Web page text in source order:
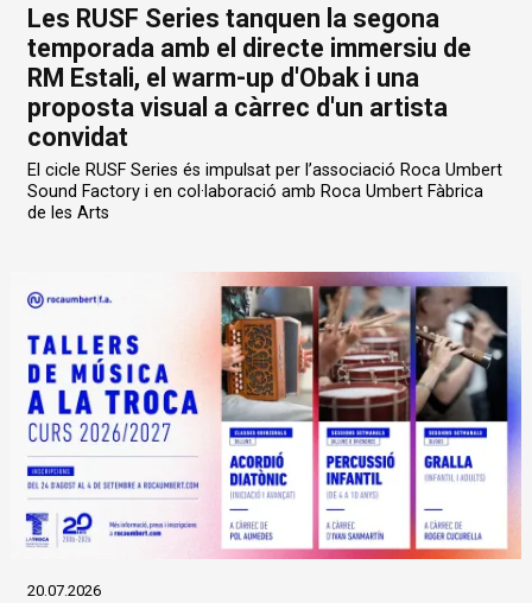
Les RUSF Series tanquen la segona
temporada amb el directe immersiu de
RM Estali, el warm-up d'Obak i una
proposta visual a càrrec d'un artista
convidat
El cicle RUSF Series és impulsat per l’associació Roca Umbert
Sound Factory i en col·laboració amb Roca Umbert Fàbrica
de les Arts
20.07.2026